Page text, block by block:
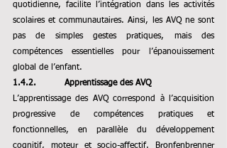
quotidienne, facilite l’intégration dans les activités
scolaires et communautaires. Ainsi, les AVQ ne sont
pas de simples gestes pratiques, mais des
compétences essentielles pour l’épanouissement
global de l’enfant.
1.4.2.          Apprentissage des AVQ
L’apprentissage des AVQ correspond à l’acquisition
progressive de compétences pratiques et
fonctionnelles, en parallèle du développement
cognitif, moteur et socio-affectif. Bronfenbrenner